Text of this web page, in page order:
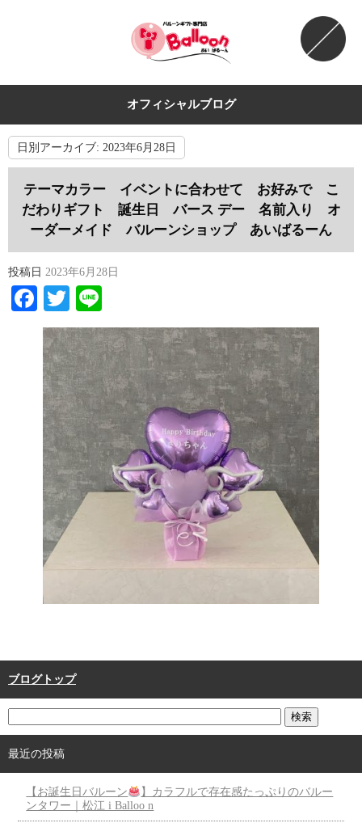
オフィシャルブログ
日別アーカイブ: 2023年6月28日
テーマカラー イベントに合わせて お好みで こ
だわりギフト 誕生日 バース デー 名前入り オ
ーダーメイド バルーンショップ あいばるーん
投稿日 2023年6月28日
Facebook
Twitter
ブログトップ
最近の投稿
【お誕生日バルーン
】カラフルで存在感たっぷりのバルー
ンタワー｜松江 i Balloo n